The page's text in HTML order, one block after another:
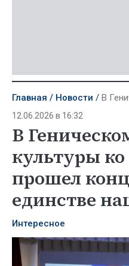
Главная Новости В Геническом
12.06.2026 в 16:32
В
культуры
прошел
единстве
Интересное